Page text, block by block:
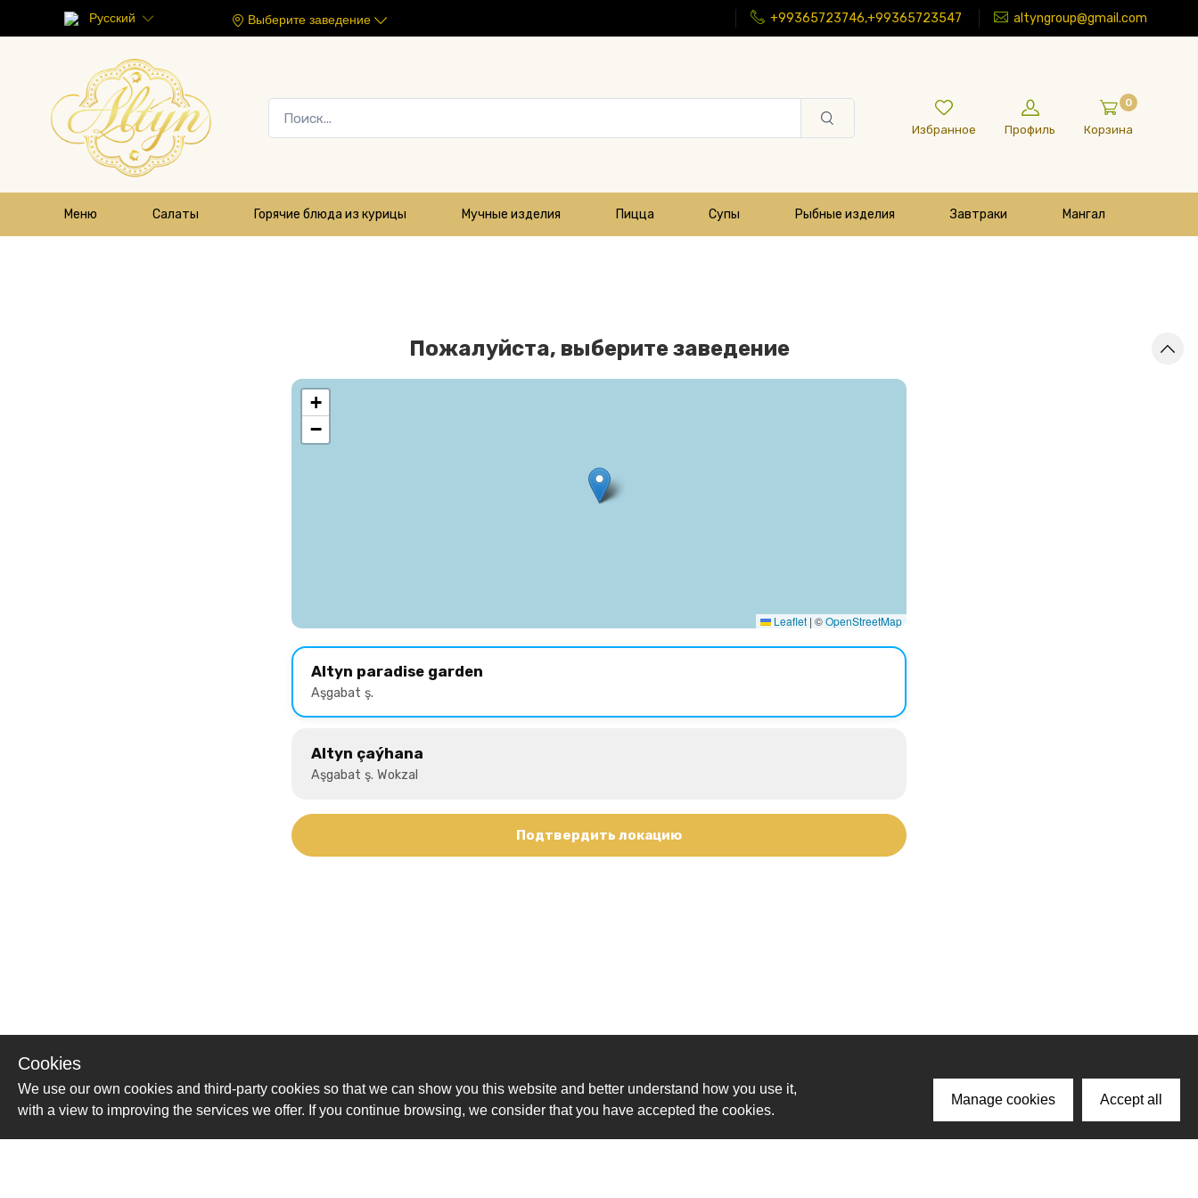
Русский Выберите заведение +99365723746,+99365723547 altyngroup@gmail.com
Избранное Профиль
0
Корзина
Меню Салаты Горячие блюда из курицы Мучные изделия Пицца Супы Рыбные изделия Завтраки Мангал
Пожалуйста, выберите заведение
+
−
Leaflet | ©OpenStreetMap
Altyn paradise garden
Aşgabat ş.
Altyn çaýhana
Aşgabat ş. Wokzal
Подтвердить локацию
Cookies
We use our own cookies and third-party cookies so that we can show you this website and better understand how you use it,
with a view to improving the services we offer. If you continue browsing, we consider that you have accepted the cookies.
Manage cookies Accept all